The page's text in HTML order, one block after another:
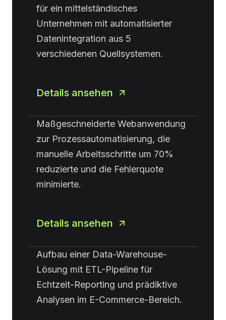
für ein mittelständisches
Unternehmen mit automatisierter
Datenintegration aus 5
verschiedenen Quellsystemen.
Details ansehen
Maßgeschneiderte Webanwendung
zur Prozessautomatisierung, die
manuelle Arbeitsschritte um 70%
reduzierte und die Fehlerquote
minimierte.
Details ansehen
Aufbau einer Data-Warehouse-
Lösung mit ETL-Pipeline für
Echtzeit-Reporting und prädiktive
Analysen im E-Commerce-Bereich.